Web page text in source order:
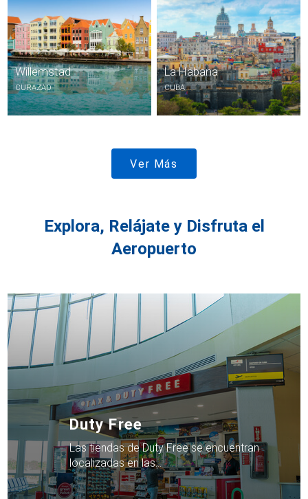
Willemstad
CURAZAO
La Habana
CUBA
Ver Más
Explora, Relájate y Disfruta el
Aeropuerto
Duty Free
Las tiendas de Duty Free se encuentran
localizadas en las…